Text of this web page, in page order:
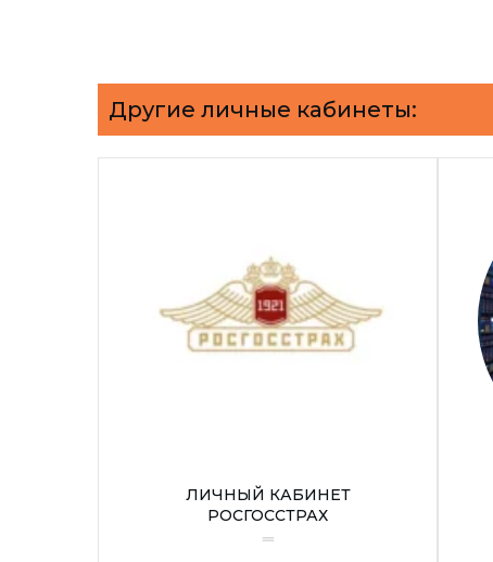
Другие личные кабинеты:
ЛИЧНЫЙ КАБИНЕТ
РОСГОССТРАХ